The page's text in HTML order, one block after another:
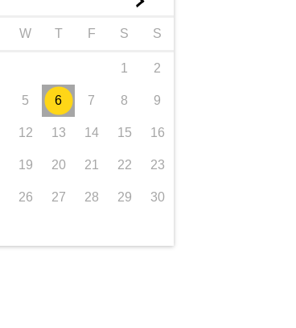
W T F S S
1 2
5 6 7 8 9
12 13 14 15 16
19 20 21 22 23
26 27 28 29 30